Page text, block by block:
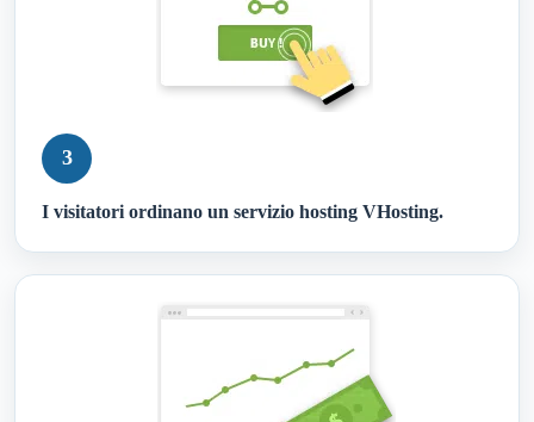
3
I visitatori ordinano un servizio hosting VHosting.